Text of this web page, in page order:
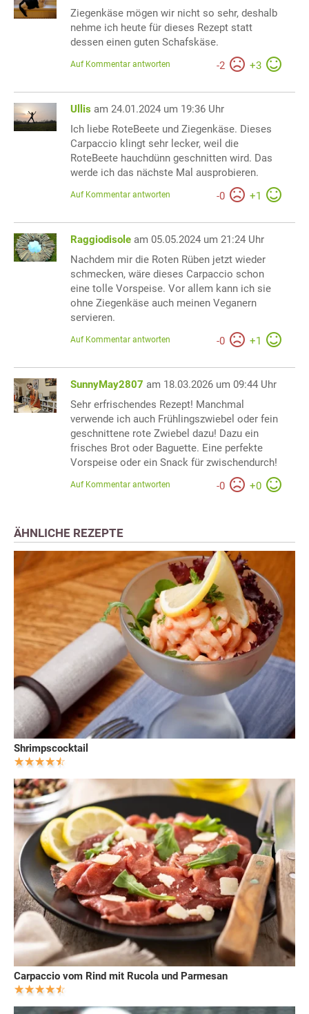
Ziegenkäse mögen wir nicht so sehr, deshalb
nehme ich heute für dieses Rezept statt
dessen einen guten Schafskäse.
-2 +3
Auf Kommentar antworten
Ullis am 24.01.2024 um 19:36 Uhr
Ich liebe RoteBeete und Ziegenkäse. Dieses
Carpaccio klingt sehr lecker, weil die
RoteBeete hauchdünn geschnitten wird. Das
werde ich das nächste Mal ausprobieren.
-0 +1
Auf Kommentar antworten
Raggiodisole am 05.05.2024 um 21:24 Uhr
Nachdem mir die Roten Rüben jetzt wieder
schmecken, wäre dieses Carpaccio schon
eine tolle Vorspeise. Vor allem kann ich sie
ohne Ziegenkäse auch meinen Veganern
servieren.
-0 +1
Auf Kommentar antworten
SunnyMay2807 am 18.03.2026 um 09:44 Uhr
Sehr erfrischendes Rezept! Manchmal
verwende ich auch Frühlingszwiebel oder fein
geschnittene rote Zwiebel dazu! Dazu ein
frisches Brot oder Baguette. Eine perfekte
Vorspeise oder ein Snack für zwischendurch!
-0 +0
Auf Kommentar antworten
ÄHNLICHE REZEPTE
Shrimpscocktail
Carpaccio vom Rind mit Rucola und Parmesan